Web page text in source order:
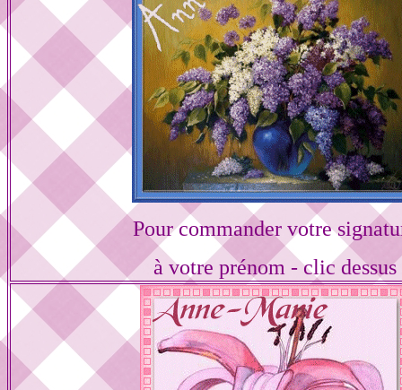
Pour commander votre
à votre prénom - clic dessus